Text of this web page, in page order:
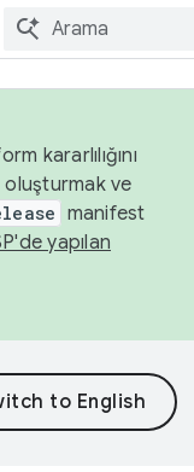
kararlılığını
oluşturmak ve
manifest
yapılan